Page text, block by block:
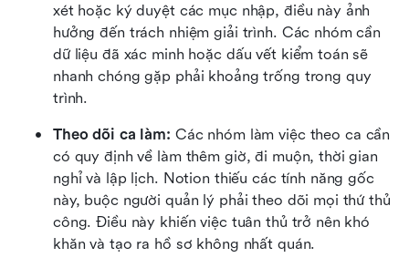
xét hoặc ký duyệt các mục nhập, điều này ảnh
hưởng đến trách nhiệm giải trình. Các nhóm cần
dữ liệu đã xác minh hoặc dấu vết kiểm toán sẽ
nhanh chóng gặp phải khoảng trống trong quy
trình.
Theo dõi ca làm: Các nhóm làm việc theo ca cần
có quy định về làm thêm giờ, đi muộn, thời gian
nghỉ và lập lịch. Notion thiếu các tính năng gốc
này, buộc người quản lý phải theo dõi mọi thứ thủ
công. Điều này khiến việc tuân thủ trở nên khó
khăn và tạo ra hồ sơ không nhất quán.